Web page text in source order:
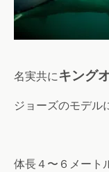
名実共にキング
ジョーズのモデル
体長４〜６メート